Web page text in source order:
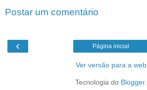
Postar um comentário
‹ Página inicial
Ver versão para a web
Tecnologia do Blogger.